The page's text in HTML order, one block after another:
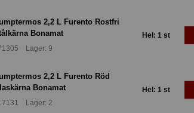
2,2 L Furento Rostfri
Bonamat
Lager: 9
Hel: 1 st
2,2 L Furento Röd
Bonamat
Lager: 2
Hel: 1 st